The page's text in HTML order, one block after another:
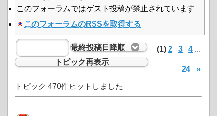
このフォーラムではゲスト投稿が禁止されています
このフォーラムのRSSを取得する
最終投稿日降順
トピック再表示
(1) 2 3 4 ...
24 »
トピック 470件ヒットしました